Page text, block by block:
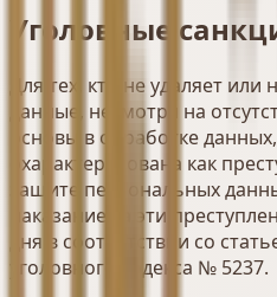
Уголовные
Для тех, кто не удаляет
данные, несмотря на
основы в обработке
охарактеризована как
защите персональных
наказание за эти
дня в соответствии со
уголовного кодекса № 5237.